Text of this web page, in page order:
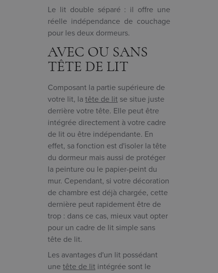
Le lit double séparé : il offre une
réelle indépendance de couchage
pour les deux dormeurs.
AVEC OU SANS
TÊTE DE LIT
Composant la partie supérieure de
votre lit, la tête de lit se situe juste
derrière votre tête. Elle peut être
intégrée directement à votre cadre
de lit ou être indépendante. En
effet, sa fonction est d'isoler la tête
du dormeur mais aussi de protéger
la peinture ou le papier-peint du
mur. Cependant, si votre décoration
de chambre est déjà chargée, cette
dernière peut rapidement être de
trop : dans ce cas, mieux vaut opter
pour un cadre de lit simple sans
tête de lit.
Les avantages d'un lit possédant
une tête de lit intégrée sont le